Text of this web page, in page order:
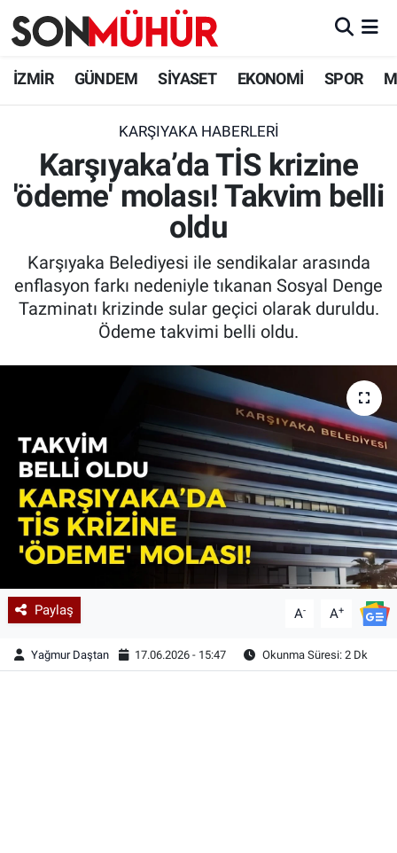
İZMİR GÜNDEM SİYASET EKONOMİ SPOR
KARŞIYAKA HABERLERI
Karşıyaka’da TİS krizine
'ödeme' molası! Takvim belli
oldu
Karşıyaka Belediyesi ile sendikalar arasında
enflasyon farkı nedeniyle tıkanan Sosyal Denge
Tazminatı krizinde sular geçici olarak duruldu.
Ödeme takvimi belli oldu.
Paylaş A- A+
Yağmur Daştan 17.06.2026 - 15:47 Okunma Süresi: 2 Dk
İzmir Nöbetçi Eczaneler
İzmir Namaz Vakitleri
İzmir Trafik Yoğunluk Haritası
Tüm Manşetler
Son Dakika Haberleri